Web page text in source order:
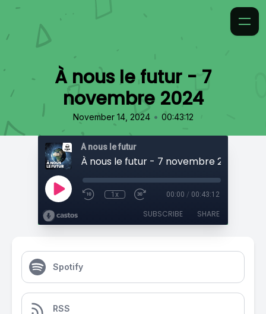
À nous le futur - 7
novembre 2024
November 14, 2024 • 00:43:12
À nous le futur
À nous le futur - 7 novembre 2024
1x 00:00 / 00:43:12
SUBSCRIBE SHARE
Spotify
RSS